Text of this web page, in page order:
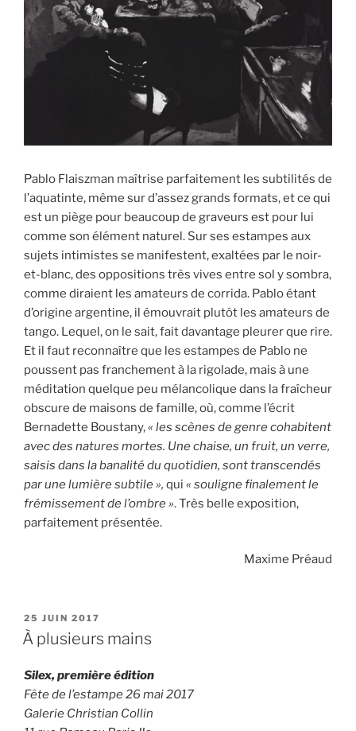
Pablo Flaiszman maîtrise parfaitement les subtilités de
l’aquatinte, même sur d’assez grands formats, et ce qui
est un piège pour beaucoup de graveurs est pour lui
comme son élément naturel. Sur ses estampes aux
sujets intimistes se manifestent, exaltées par le noir-
et-blanc, des oppositions très vives entre sol y sombra,
comme diraient les amateurs de corrida. Pablo étant
d’origine argentine, il émouvrait plutôt les amateurs de
tango. Lequel, on le sait, fait davantage pleurer que rire.
Et il faut reconnaître que les estampes de Pablo ne
poussent pas franchement à la rigolade, mais à une
méditation quelque peu mélancolique dans la fraîcheur
obscure de maisons de famille, où, comme l’écrit
Bernadette Boustany,« les scènes de genre cohabitent
avec des natures mortes. Une chaise, un fruit, un verre,
saisis dans la banalité du quotidien, sont transcendés
par une lumière subtile », qui « souligne finalement le
frémissement de l’ombre ». Très belle exposition,
parfaitement présentée.
Maxime Préaud
PUBLIÉ
LE
25 JUIN 2017
À plusieurs mains
Silex, première édition
Fête de l’estampe 26 mai 2017
Galerie Christian Collin